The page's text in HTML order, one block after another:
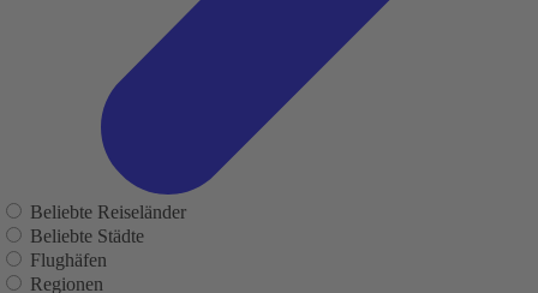
Beliebte Reiseländer
Beliebte Städte
Flughäfen
Regionen